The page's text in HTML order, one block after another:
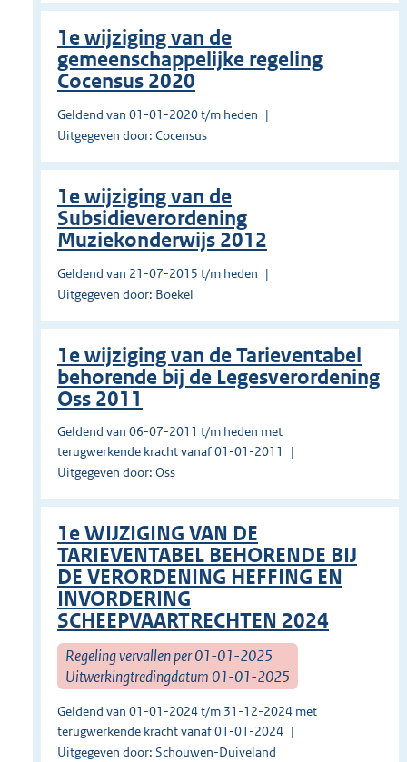
1e wijziging van de
gemeenschappelijke regeling
Cocensus 2020
Geldend van 01-01-2020 t/m heden
Uitgegeven door: Cocensus
1e wijziging van de
Subsidieverordening
Muziekonderwijs 2012
Geldend van 21-07-2015 t/m heden
Uitgegeven door: Boekel
1e wijziging van de Tarieventabel
behorende bij de Legesverordening
Oss 2011
Geldend van 06-07-2011 t/m heden met
terugwerkende kracht vanaf 01-01-2011
Uitgegeven door: Oss
1e WIJZIGING VAN DE
TARIEVENTABEL BEHORENDE BIJ
DE VERORDENING HEFFING EN
INVORDERING
SCHEEPVAARTRECHTEN 2024
Regeling vervallen per 01-01-2025
Uitwerkingtredingdatum 01-01-2025
Geldend van 01-01-2024 t/m 31-12-2024 met
terugwerkende kracht vanaf 01-01-2024
Uitgegeven door: Schouwen-Duiveland